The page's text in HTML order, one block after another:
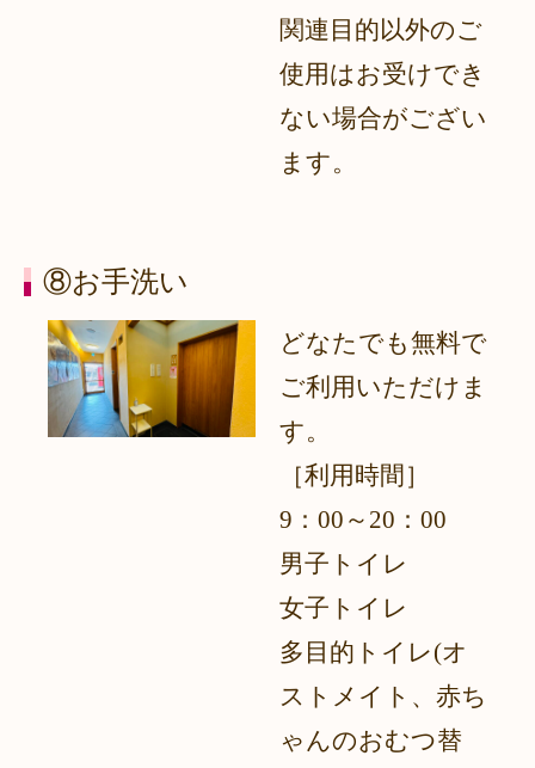
関連目的以外のご
使用はお受けでき
ない場合がござい
ます。
⑧お手洗い
どなたでも無料で
ご利用いただけま
す。
［利用時間］
9：00～20：00
男子トイレ
女子トイレ
多目的トイレ(オ
ストメイト、赤ち
ゃんのおむつ替